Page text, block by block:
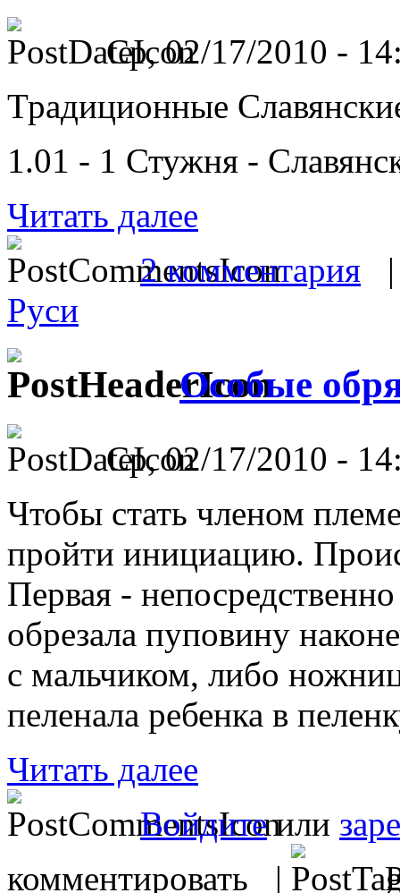
Ср, 02/17/2010 -
Традиционные
1.01 - 1 Стужня -
Читать далее
2 комментария
Руси
Особые
Ср, 02/17/2010 -
Чтобы стать членом
пройти инициацию.
Первая -
обрезала пуповину
с мальчиком, либо
пеленала ребенка в
Читать далее
Войдитеили
комментировать |